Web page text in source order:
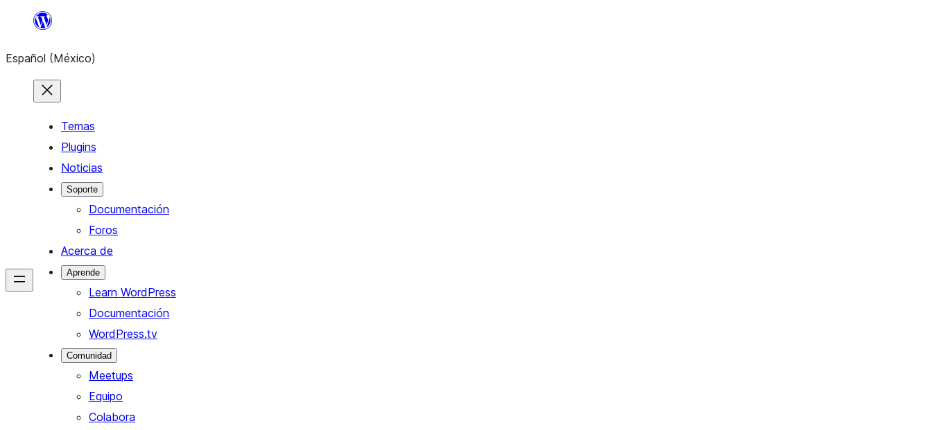
Saltar
contenido
Español (México)
Temas
Plugins
Noticias
Soporte
Documentación
Foros
Acerca de
Aprende
Learn WordPress
Documentación
WordPress.tv
Comunidad
Meetups
Equipo
Colabora